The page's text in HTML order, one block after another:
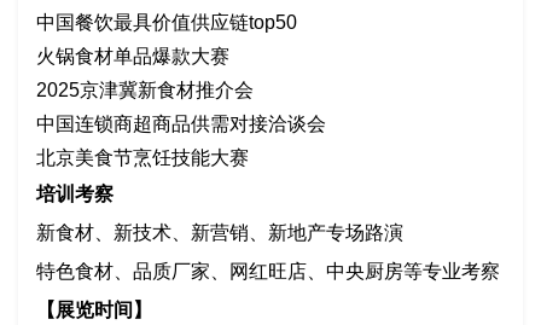
中国餐饮最具价值供应链top50
火锅食材单品爆款大赛
2025京津冀新食材推介会
中国连锁商超商品供需对接洽谈会
北京美食节烹饪技能大赛
培训考察
新食材、新技术、新营销、新地产专场路演
特色食材、品质厂家、网红旺店、中央厨房等专业考察
【展览时间】